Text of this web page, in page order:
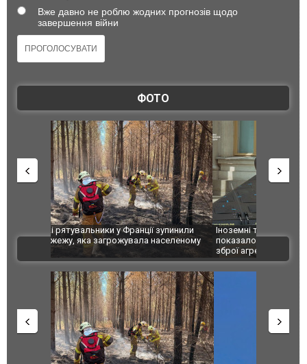
Вже давно не роблю жодних прогнозів щодо
завершення війни
ФОТО
Іноземні технології вбивають українців: ГУР
показало дипломатам західні компоненти у
зброї агресора. ФОТО
Росіяни
ВІДЕО